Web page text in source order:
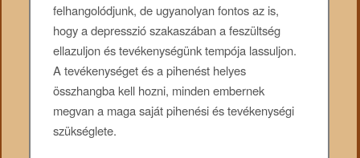
felhangolódjunk, de ugyanolyan fontos az is,
hogy a depresszió szakaszában a feszültség
ellazuljon és tevékenységünk tempója lassuljon.
A tevékenységet és a pihenést helyes
összhangba kell hozni, minden embernek
megvan a maga saját pihenési és tevékenységi
szükséglete.